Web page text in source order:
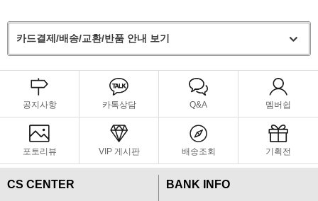
카드결제/배송/교환/반품 안내 보기
공지사항 카톡상담 Q&A 멤버쉽
포토리뷰 VIP 게시판 배송조회 기획전
CS CENTER BANK INFO